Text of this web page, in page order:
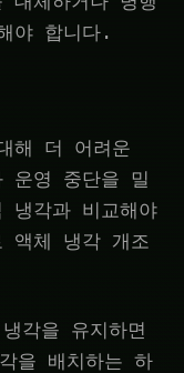
야 합니다.
해 더 어려운
운영 중단을 밀
냉각과 비교해야
액체 냉각 개조
각을 유지하면
을 배치하는 하